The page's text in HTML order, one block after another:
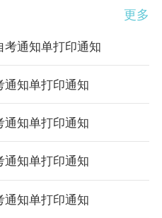
更多
考通知单打印通知
通知单打印通知
通知单打印通知
通知单打印通知
通知单打印通知